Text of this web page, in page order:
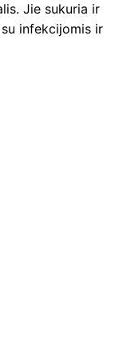
Jie sukuria ir
infekcijomis ir